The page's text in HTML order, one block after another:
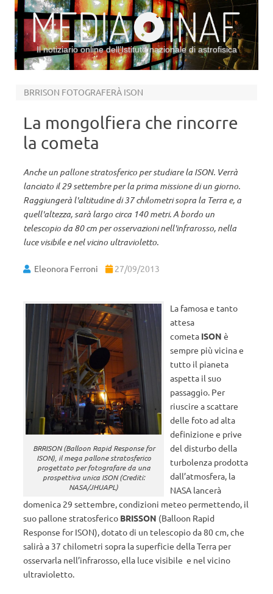
Il notiziario online dell’Istituto nazionale di astrofisica
BRRISON FOTOGRAFERÀ ISON
La mongolfiera che rincorre
la cometa
Anche un pallone stratosferico per studiare la ISON. Verrà
lanciato il 29 settembre per la prima missione di un giorno.
Raggiungerà l'altitudine di 37 chilometri sopra la Terra e, a
quell'altezza, sarà largo circa 140 metri. A bordo un
telescopio da 80 cm per osservazioni nell'infrarosso, nella
luce visibile e nel vicino ultravioletto.
Eleonora Ferroni 27/09/2013
BRRISON (Balloon Rapid Response for
ISON), il mega pallone stratosferico
progettato per fotografare da una
prospettiva unica ISON (Crediti:
NASA/JHUAPL)
La famosa e tanto
attesa
cometa ISONè
sempre più vicina e
tutto il pianeta
aspetta il suo
passaggio. Per
riuscire a scattare
delle foto ad alta
definizione e prive
del disturbo della
turbolenza prodotta
dall’atmosfera, la
NASA lancerà
domenica 29 settembre, condizioni meteo permettendo, il
suo pallone stratosferico BRISSON (Balloon Rapid
Response for ISON), dotato di un telescopio da 80 cm, che
salirà a 37 chilometri sopra la superficie della Terra per
osservarla nell’infrarosso, ella luce visibile e nel vicino
ultravioletto.